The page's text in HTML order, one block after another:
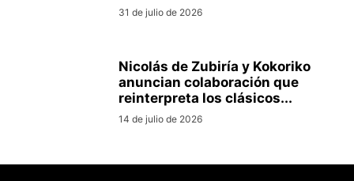
31 de julio de 2026
Nicolás de Zubiría y Kokoriko
anuncian colaboración que
reinterpreta los clásicos...
14 de julio de 2026